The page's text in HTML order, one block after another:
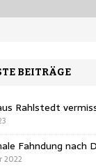
BEITRÄGE
Rahlstedt
Fahndung nach
2022